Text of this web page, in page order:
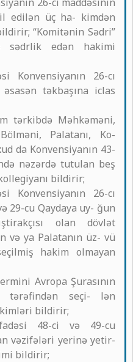
edilən üç ha- kimdən
“Komitənin Sədri”
sədrlik edən hakimi
Konvensiyanın 26-cı
təkbaşına iclas
tərkibdə Məhkəməni,
Palatanı, Ko-
da Konvensiyanın 43-
nəzərdə tutulan beş
bildirir;
Konvensiyanın 26-cı
29-cu Qaydaya uy- ğun
olan dövlət
və ya Palatanın üz- vü
hakim olmayan
Avropa Şurasının
tərəfindən seçi- lən
bildirir;
48-ci və 49-cu
vəzifələri yerinə yetir-
bildirir;